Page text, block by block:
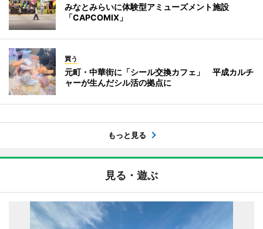
みなとみらいに体験型アミューズメント施設
「CAPCOMIX」
買う
元町・中華街に「シール交換カフェ」 平成カルチ
ャーが生んだシル活の拠点に
もっと見る
見る・遊ぶ